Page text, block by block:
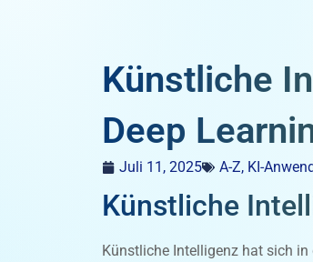
Künstliche
Deep
Juli 11, 2025 A-Z, KI-
Künstliche
Künstliche Intelligenz hat sich